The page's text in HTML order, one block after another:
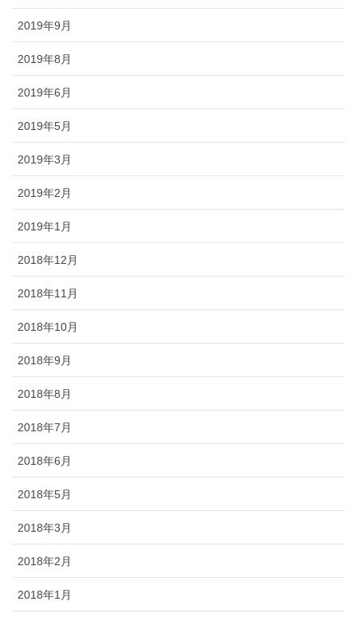
2019年9月
2019年8月
2019年6月
2019年5月
2019年3月
2019年2月
2019年1月
2018年12月
2018年11月
2018年10月
2018年9月
2018年8月
2018年7月
2018年6月
2018年5月
2018年3月
2018年2月
2018年1月